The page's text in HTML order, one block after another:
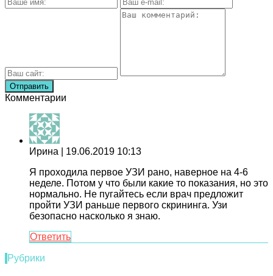
Комментарии
Ирина
| 19.06.2019 10:13
Я проходила первое УЗИ рано, наверное на 4-6
неделе. Потом у что были какие то показания, но это
нормально. Не пугайтесь если врач предложит
пройти УЗИ раньше первого скрининга. Узи
безопасно насколько я знаю.
Ответить
Рубрики